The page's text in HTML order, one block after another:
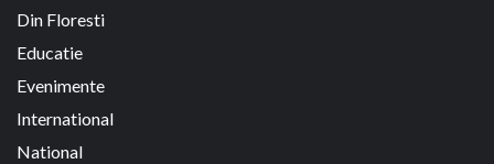
Din Floresti
Educatie
Evenimente
International
National